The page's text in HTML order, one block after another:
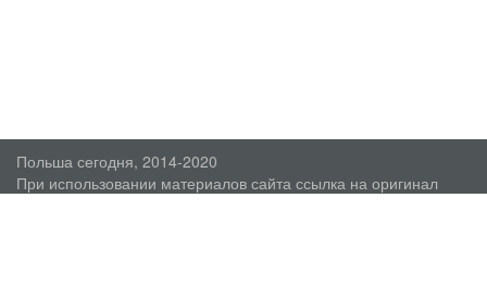
Польша сегодня, 2014-2020
При использовании материалов сайта ссылка на оригинал